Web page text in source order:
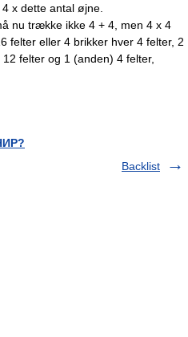
x dette antal øjne.
nu trække ikke 4 + 4, men 4 x 4
felter eller 4 brikker hver 4 felter, 2
felter og 1 (anden) 4 felter,
Backlist